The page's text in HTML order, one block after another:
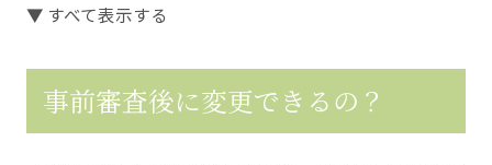
の経験を生かして、住宅購入を検討する方々に役立
を発信していきます。
https://kura-labo.com/
▼ すべて表示する
事前審査後に変更できるの？